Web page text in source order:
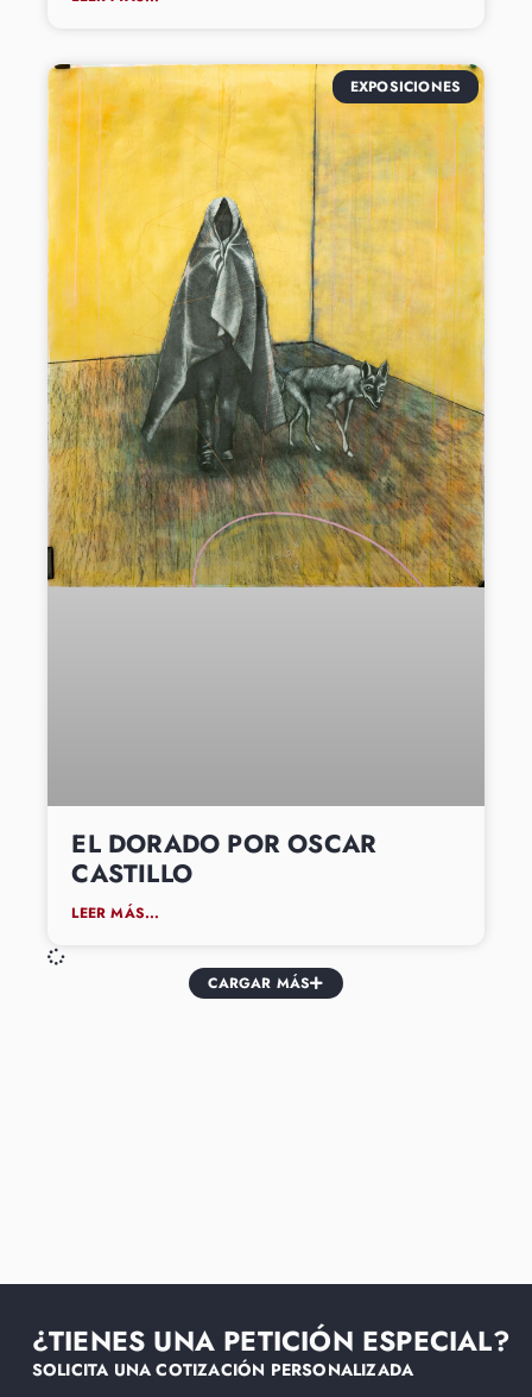
EXPOSICIONES
EL DORADO POR OSCAR
CASTILLO
LEER MÁS...
CARGAR MÁS
¿TIENES UNA PETICIÓN ESPECIAL?
SOLICITA UNA COTIZACIÓN PERSONALIZADA